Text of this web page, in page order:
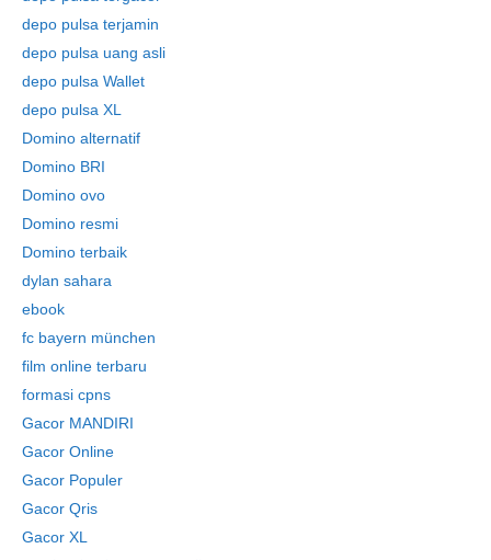
depo pulsa terjamin
depo pulsa uang asli
depo pulsa Wallet
depo pulsa XL
Domino alternatif
Domino BRI
Domino ovo
Domino resmi
Domino terbaik
dylan sahara
ebook
fc bayern münchen
film online terbaru
formasi cpns
Gacor MANDIRI
Gacor Online
Gacor Populer
Gacor Qris
Gacor XL